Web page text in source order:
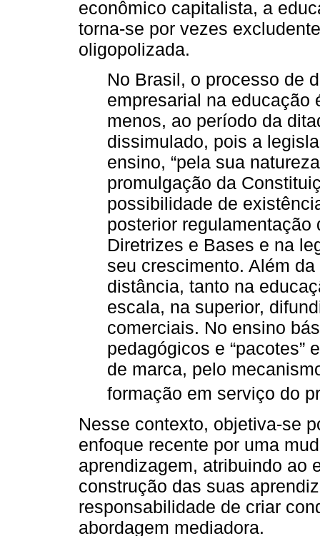
econômico capitalista, a
torna-se por vezes
oligopolizada.
No Brasil, o processo de
empresarial na educação
menos, ao período da
dissimulado, pois a
ensino, “pela sua
promulgação da
possibilidade de
posterior
Diretrizes e Bases e na
seu crescimento. Além
distância, tanto na
escala, na superior,
comerciais. No ensino
pedagógicos e “pacotes”
de marca, pelo
formação em serviço do
Nesse contexto, objetiva-se
enfoque recente por uma
aprendizagem, atribuindo ao
construção das suas
responsabilidade de criar
abordagem mediadora.